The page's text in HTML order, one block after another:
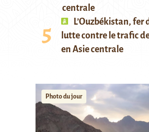
centrale
L’Ouzbékistan, fer
lutte contre le trafic
en Asie centrale
Photo du jour